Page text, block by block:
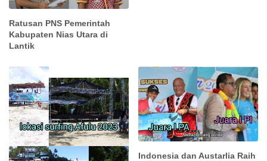
Ratusan PNS Pemerintah
Kabupaten Nias Utara di
Lantik
Indonesia dan Austarlia Raih